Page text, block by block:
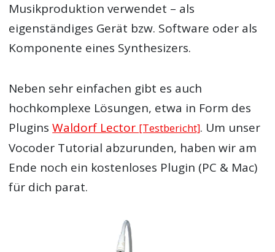
Musikproduktion verwendet – als
eigenständiges Gerät bzw. Software oder als
Komponente eines Synthesizers.
Neben sehr einfachen gibt es auch
hochkomplexe Lösungen, etwa in Form des
PluginsWaldorf Lector [Testbericht]. Um unser
Vocoder Tutorial abzurunden, haben wir am
Ende noch ein kostenloses Plugin (PC & Mac)
für dich parat.